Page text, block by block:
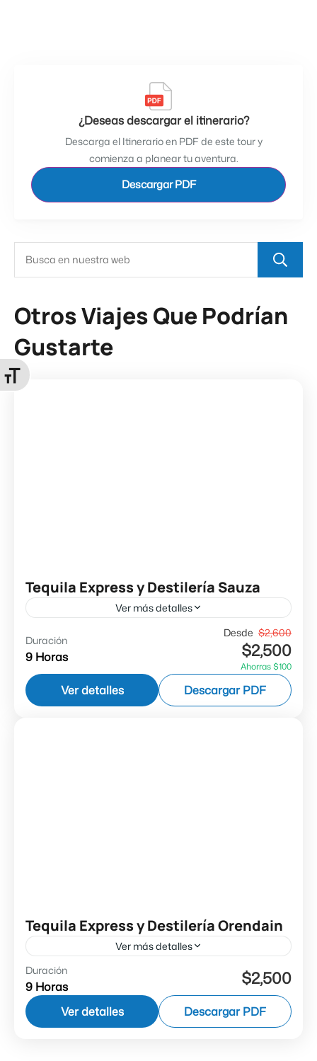
Alternar tamaño de letra
¿Deseas descargar el itinerario?
Descarga el Itinerario en PDF de este tour y
comienza a planear tu aventura.
Descargar PDF
Otros Viajes Que Podrían
Gustarte
Tequila Express y Destilería Sauza
Ver más detalles
Vive una experiencia que combina tradición,
sabor y paisajes únicos a bordo del Tren
Tequila Express, el recorrido más alegre de
Jalisco. Desde que subes...
Jalisco
Duración
9 Horas
Desde $2,600
$2,500
Ahorras $100
Ver detalles Descargar PDF
Tequila Express y Destilería Orendain
Ver más detalles
Descubre la esencia del tequila a través de un
viaje que combina historia, paisajes y sabor a
bordo del Tren Tequila Express, con destino al...
Duración
9 Horas $2,500
Ver detalles Descargar PDF